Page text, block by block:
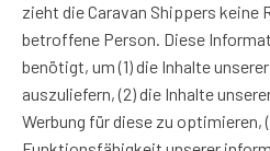
zieht die Caravan Shippers keine
betroffene Person. Diese
benötigt, um (1) die Inhalte
auszuliefern, (2) die Inhalte
Werbung für diese zu optimieren,